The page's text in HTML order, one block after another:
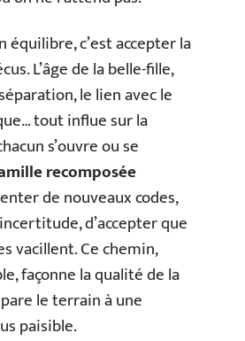
équilibre, c’est accepter la
L’âge de la belle-fille,
le lien avec le
tout influe sur la
s’ouvre ou se
recomposée
de nouveaux codes,
d’accepter que
vacillent. Ce chemin,
façonne la qualité de la
le terrain à une
paisible.